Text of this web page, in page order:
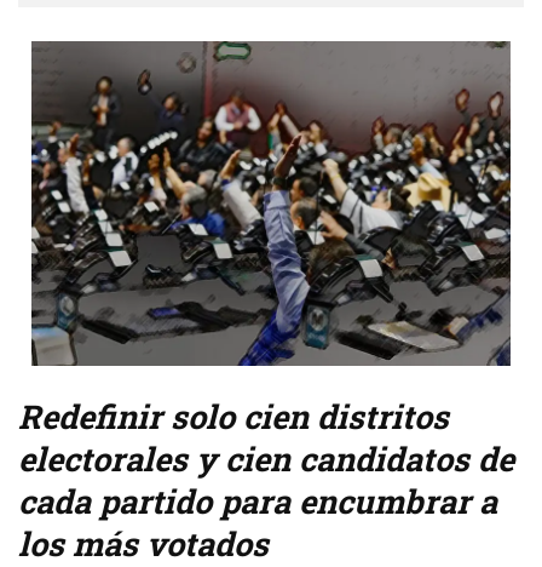
Redefinir solo cien distritos
electorales y cien candidatos de
cada partido para encumbrar a
los más votados